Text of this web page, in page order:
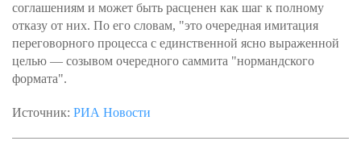
соглашениям и может быть расценен как шаг к полному
отказу от них. По его словам, "это очередная имитация
переговорного процесса с единственной ясно выраженной
целью — созывом очередного саммита "нормандского
формата".
Источник: РИА Новости